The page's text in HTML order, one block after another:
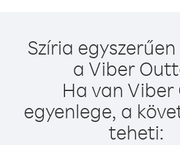
Szíria
a Viber
Ha van Viber
egyenlege, a
teheti: